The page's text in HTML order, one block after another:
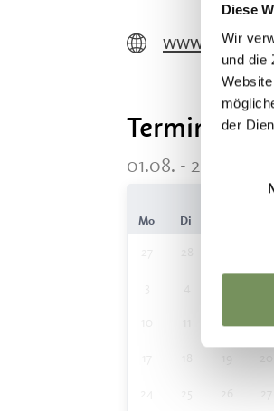
Diese
Wir
und die
der
Termine
01.08. -
Mo Di
12 13